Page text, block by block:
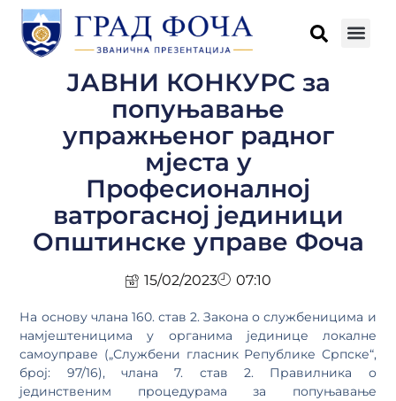
ЈАВНИ КОНКУРС за
попуњавање
упражњеног радног
мјеста у
Професионалној
ватрогасној јединици
Општинске управе Фоча
15/02/2023 07:10
На основу члана 160. став 2. Закона о службеницима и
намјештеницима у органима јединице локалне
самоуправе („Службени гласник Републике Српске“,
број: 97/16), члана 7. став 2. Правилника о
јединственим процедурама за попуњавање